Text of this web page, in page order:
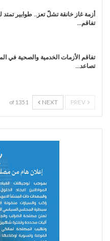
أزمة غاز خانقة تشلّ تعز.. طوابير
تفاقم…
تفاقم الأزمات الخدمية والصحية في
تصاعد…
NEXT
1 of 135